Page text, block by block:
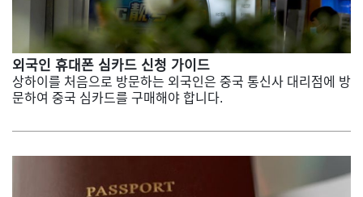
외국인 휴대폰 심카드 신청 가이드
상하이를 처음으로 방문하는 외국인은 중국 통신사 대리점에 방
문하여 중국 심카드를 구매해야 합니다.